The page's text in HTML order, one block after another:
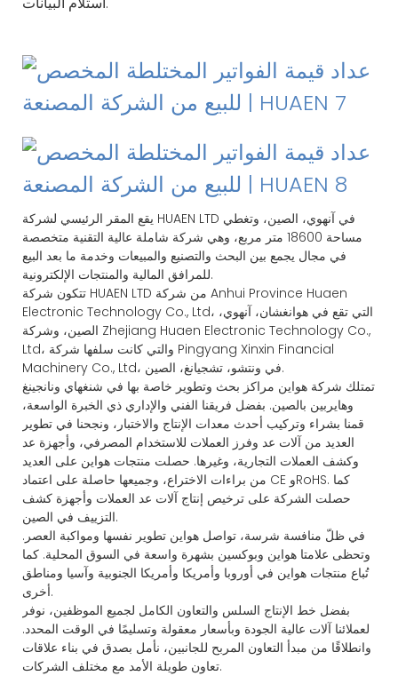
يقع المقر الرئيسي لشركة HUAEN LTD في آنهوي، الصين، وتغطي
مساحة 18600 متر مربع، وهي شركة شاملة عالية التقنية متخصصة
في مجال يجمع بين البحث والتصنيع والمبيعات وخدمة ما بعد البيع
للمرافق المالية والمنتجات الإلكترونية.
تتكون شركة HUAEN LTD من شركة Anhui Province Huaen
Electronic Technology Co., Ltd، التي تقع في هوانغشان، آنهوي،
الصين، وشركة Zhejiang Huaen Electronic Technology Co.,
Ltd، والتي كانت سلفها شركة Pingyang Xinxin Financial
Machinery Co., Ltd، في ونتشو، تشجيانغ، الصين.
تمتلك شركة هواين مراكز بحث وتطوير خاصة بها في شنغهاي ونانجينغ
وهايربين بالصين. بفضل فريقنا الفني والإداري ذي الخبرة الواسعة،
قمنا بشراء وتركيب أحدث معدات الإنتاج والاختبار، ونجحنا في تطوير
العديد من آلات عد وفرز العملات للاستخدام المصرفي، وأجهزة عد
وكشف العملات التجارية، وغيرها. حصلت منتجات هواين على العديد
من براءات الاختراع، وجميعها حاصلة على اعتماد CE وRoHS. كما
حصلت الشركة على ترخيص إنتاج آلات عد العملات وأجهزة كشف
التزييف في الصين.
في ظلّ منافسة شرسة، تواصل هواين تطوير نفسها ومواكبة العصر.
وتحظى علامتا هواين وبوكسين بشهرة واسعة في السوق المحلية. كما
تُباع منتجات هواين في أوروبا وأمريكا وأمريكا الجنوبية وآسيا ومناطق
أخرى.
بفضل خط الإنتاج السلس والتعاون الكامل لجميع الموظفين، نوفر
لعملائنا آلات عالية الجودة وبأسعار معقولة وتسليمًا في الوقت المحدد.
وانطلاقًا من مبدأ التعاون المربح للجانبين، نأمل بصدق في بناء علاقات
تعاون طويلة الأمد مع مختلف الشركات.